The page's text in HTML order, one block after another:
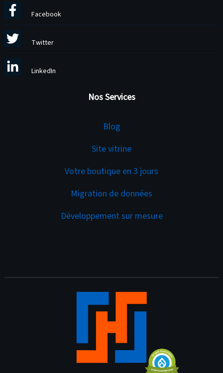
Facebook
Twitter
LinkedIn
Nos Services
Blog
Site vitrine
Votre boutique en 3 jours
Migration de données
Développement sur mesure